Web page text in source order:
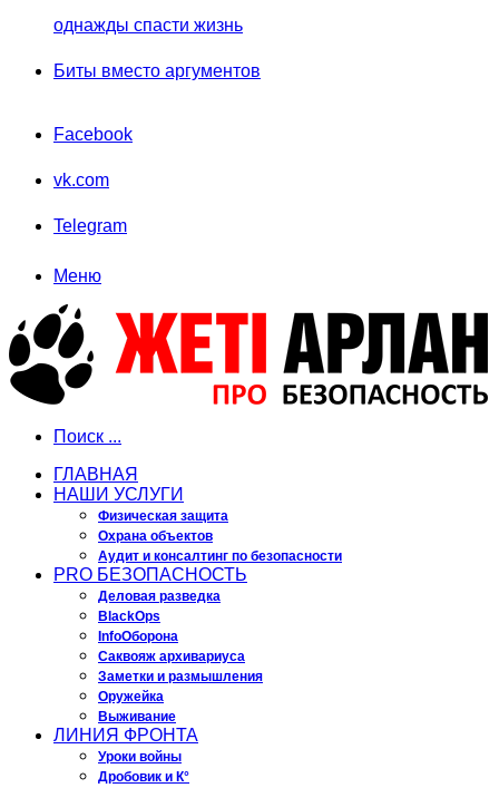
однажды спасти жизнь
Биты вместо аргументов
Facebook
vk.com
Telegram
Меню
Поиск ...
ГЛАВНАЯ
НАШИ УСЛУГИ
Физическая защита
Охрана объектов
Аудит и консалтинг по безопасности
PRO БЕЗОПАСНОСТЬ
Деловая разведка
BlackOps
InfoОборона
Саквояж архивариуса
Заметки и размышления
Оружейка
Выживание
ЛИНИЯ ФРОНТА
Уроки войны
Дробовик и К°